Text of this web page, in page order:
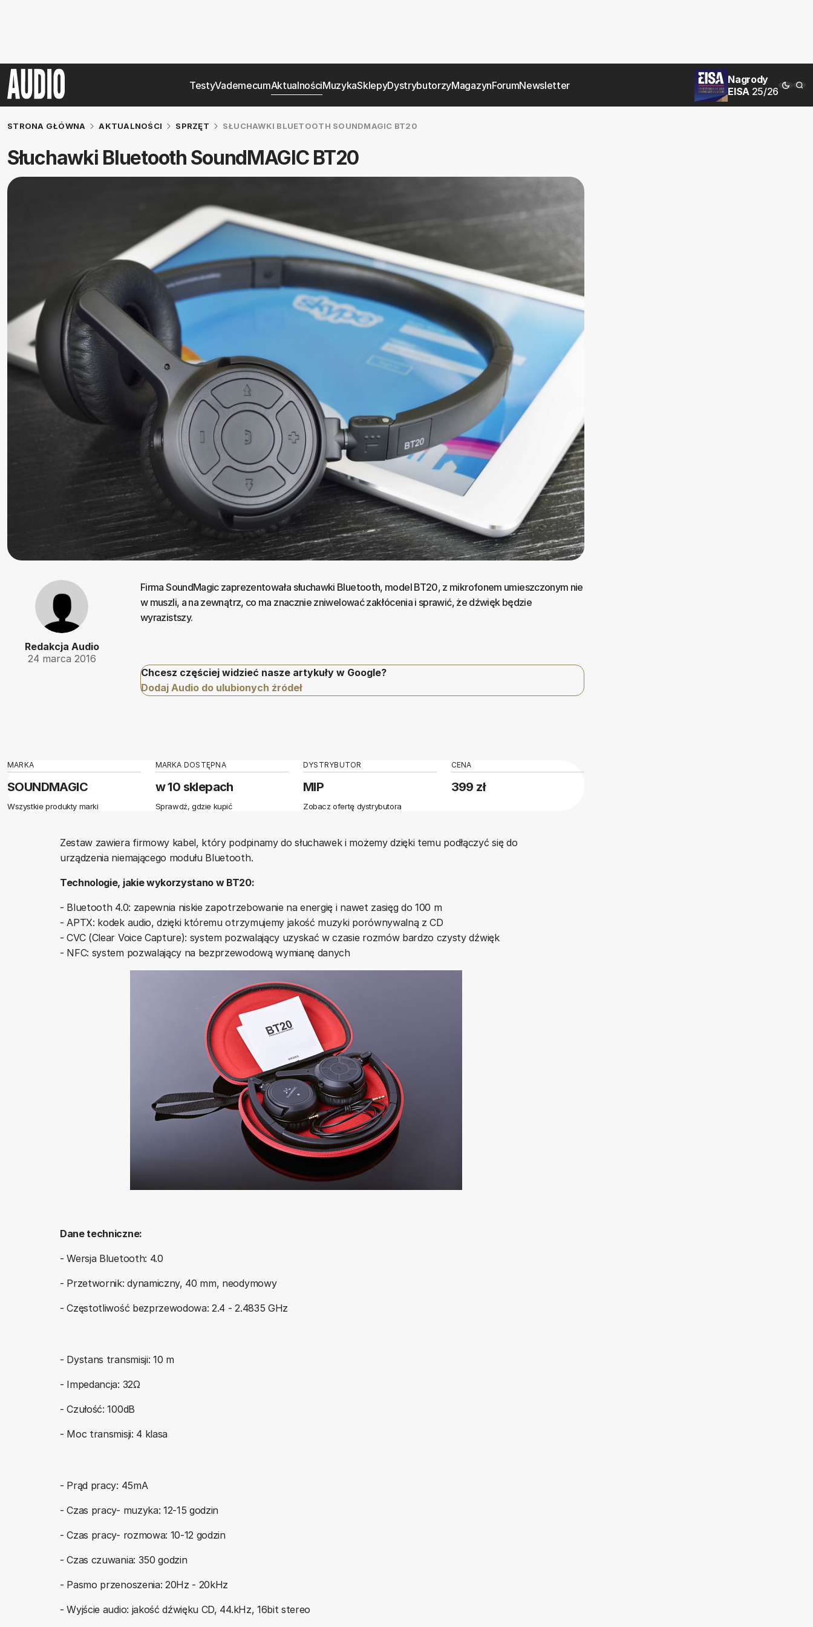
TestyVademecumAktualnościMuzykaSklepyDystrybutorzyMagazynForumNewsletter
Nagrody
EISA 25/26
STRONA GŁÓWNA AKTUALNOŚCI SPRZĘT SŁUCHAWKI BLUETOOTH SOUNDMAGIC BT20
Słuchawki Bluetooth SoundMAGIC BT20
Redakcja Audio
24 marca 2016
Firma SoundMagic zaprezentowała słuchawki Bluetooth, model BT20, z mikrofonem umieszczonym nie
w muszli, a na zewnątrz, co ma znacznie zniwelować zakłócenia i sprawić, że dźwięk będzie
wyrazistszy.
Chcesz częściej widzieć nasze artykuły w Google?
Dodaj Audio do ulubionych źródeł
MARKA
SOUNDMAGIC
Wszystkie produkty marki
MARKA DOSTĘPNA
w 10 sklepach
Sprawdź, gdzie kupić
DYSTRYBUTOR
MIP
Zobacz ofertę dystrybutora
CENA
399 zł
Zestaw zawiera firmowy kabel, który podpinamy do słuchawek i możemy dzięki temu podłączyć się do
urządzenia niemającego modułu Bluetooth.
Technologie, jakie wykorzystano w BT20:
- Bluetooth 4.0: zapewnia niskie zapotrzebowanie na energię i nawet zasięg do 100 m
- APTX: kodek audio, dzięki któremu otrzymujemy jakość muzyki porównywalną z CD
- CVC (Clear Voice Capture): system pozwalający uzyskać w czasie rozmów bardzo czysty dźwięk
- NFC: system pozwalający na bezprzewodową wymianę danych
Dane techniczne:
- Wersja Bluetooth: 4.0
- Przetwornik: dynamiczny, 40 mm, neodymowy
- Częstotliwość bezprzewodowa: 2.4 - 2.4835 GHz
- Dystans transmisji: 10 m
- Impedancja: 32Ω
- Czułość: 100dB
- Moc transmisji: 4 klasa
- Prąd pracy: 45mA
- Czas pracy- muzyka: 12-15 godzin
- Czas pracy- rozmowa: 10-12 godzin
- Czas czuwania: 350 godzin
- Pasmo przenoszenia: 20Hz - 20kHz
- Wyjście audio: jakość dźwięku CD, 44.kHz, 16bit stereo